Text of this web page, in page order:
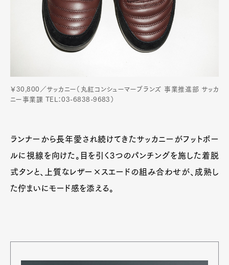
Pen Meet
￥30,800／サッカニー（丸紅コンシューマーブランズ 事業推進部 サッカ
ニー事業課 TEL：03-6838-9683）
ランナーから長年愛され続けてきたサッカニーがフットボー
ルに視線を向けた。目を引く3つのパンチングを施した着脱
式タンと、上質なレザー×スエードの組み合わせが、成熟し
た佇まいにモード感を添える。